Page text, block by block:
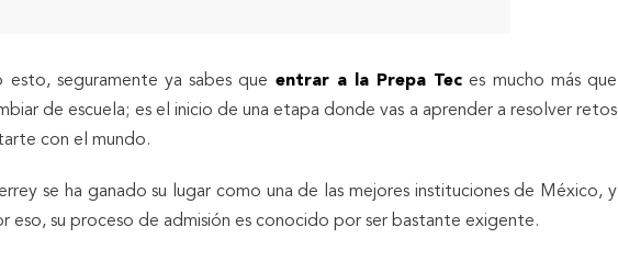
esto, seguramente ya sabes que entrar a la Prepa Tec es mucho más que
de escuela; es el inicio de una etapa donde vas a aprender a resolver retos
con el mundo.
se ha ganado su lugar como una de las mejores instituciones de México, y
eso, su proceso de admisión es conocido por ser bastante exigente.